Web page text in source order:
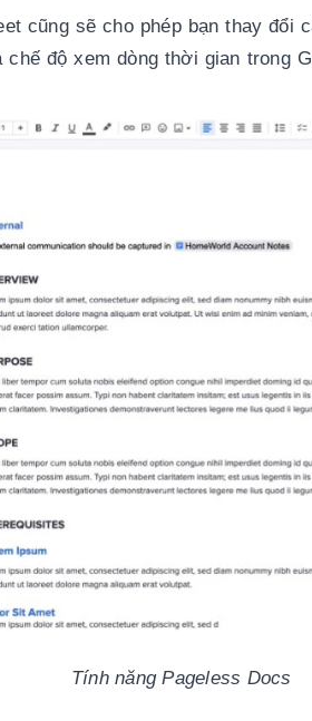
cũng sẽ cho phép bạn thay
độ xem dòng thời gian trong
Tính năng Pageless Docs